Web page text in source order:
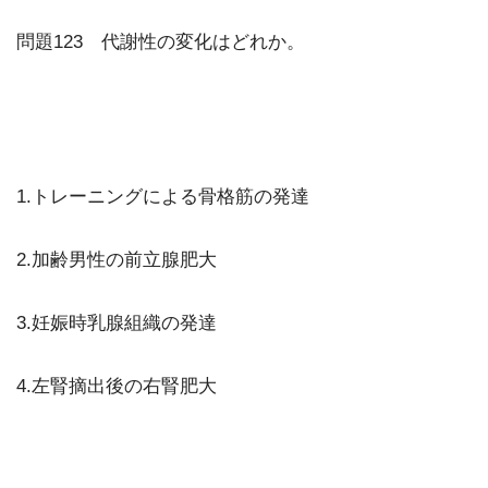
問題123 代謝性の変化はどれか。
1.トレーニングによる骨格筋の発達
2.加齢男性の前立腺肥大
3.妊娠時乳腺組織の発達
4.左腎摘出後の右腎肥大